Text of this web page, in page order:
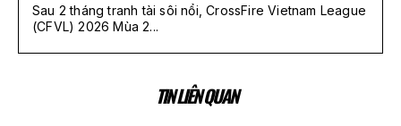
Sau 2 tháng tranh tài sôi nổi, CrossFire Vietnam League
(CFVL) 2026 Mùa 2...
TIN LIÊN QUAN